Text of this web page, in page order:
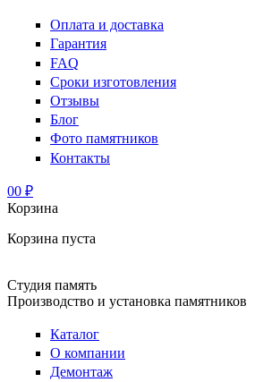
Оплата и доставка
Гарантия
FAQ
Сроки изготовления
Отзывы
Блог
Фото памятников
Контакты
00 ₽
Корзина
Корзина пуста
Студия память
Производство и установка памятников
Каталог
О компании
Демонтаж